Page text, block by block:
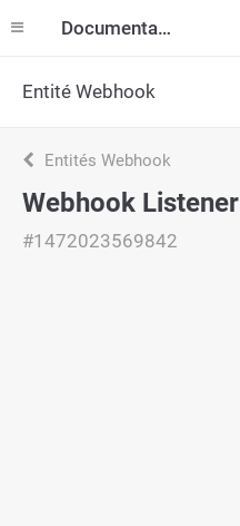
Documentation
Entité Webhook
Entités Webhook
Webhook Listener
#1472023569842